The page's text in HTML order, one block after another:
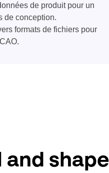
de produit pour un
de conception.
formats de fichiers pour
and shape